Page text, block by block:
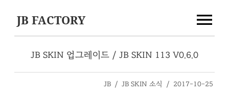
JB FACTORY
JB SKIN 업그레이드 / JB SKIN 113 V0.6.0
JB / JB SKIN 소식 / 2017-10-25